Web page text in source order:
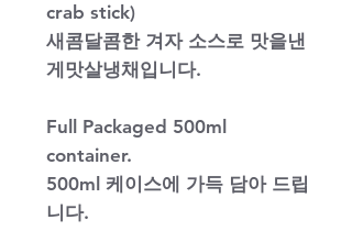
crab stick)
새콤달콤한 겨자 소스로 맛을낸
게맛살냉채입니다.
Full Packaged 500ml
container.
500ml 케이스에 가득 담아 드립
니다.